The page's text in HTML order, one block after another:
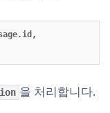
을 처리합니다.